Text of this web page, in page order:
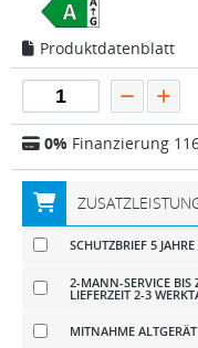
Produktdatenblatt
0% Finanzierung
SCHUTZBRIEF 5
2-MANN-SERVICE BIS
LIEFERZEIT 2-3
MITNAHME ALTGERÄT